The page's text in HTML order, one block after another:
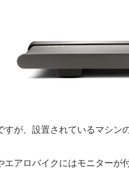
が、設置されているマシン
アロバイクにはモニターが